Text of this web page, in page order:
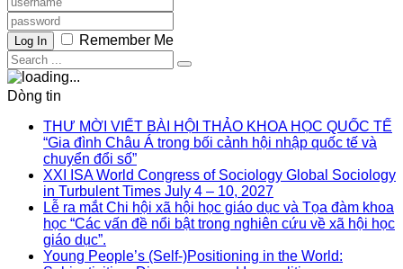
Log In Remember Me
Dòng tin
THƯ MỜI VIẾT BÀI HỘI THẢO KHOA HỌC QUỐC TẾ
“Gia đình Châu Á trong bối cảnh hội nhập quốc tế và
chuyển đổi số”
XXI ISA World Congress of Sociology Global Sociology
in Turbulent Times July 4 – 10, 2027
Lễ ra mắt Chi hội xã hội học giáo dục và Tọa đàm khoa
học “Các vấn đề nổi bật trong nghiên cứu về xã hội học
giáo dục”.
Young People’s (Self-)Positioning in the World: